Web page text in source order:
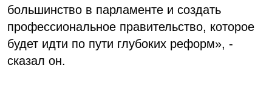
большинство в парламенте и создать
профессиональное правительство, которое
будет идти по пути глубоких реформ», -
сказал он.